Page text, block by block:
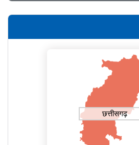
छत्तीसगढ़